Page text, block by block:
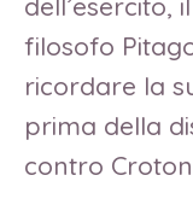
filosofo
ricordare la
prima della
contro